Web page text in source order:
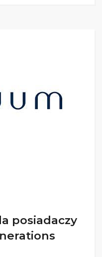
posiadaczy